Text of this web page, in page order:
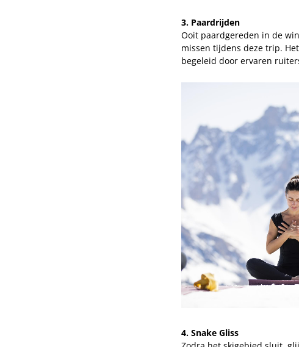
3. Paardrijden
Ooit paardgereden in de
missen tijdens deze trip.
begeleid door ervaren
4. Snake Gliss